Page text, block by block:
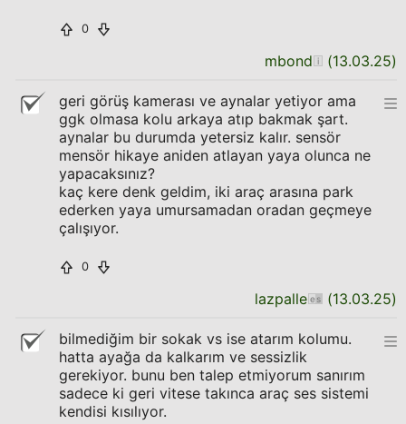
0
mbond (13.03.25)
geri görüş kamerası ve aynalar yetiyor ama
ggk olmasa kolu arkaya atıp bakmak şart.
aynalar bu durumda yetersiz kalır. sensör
mensör hikaye aniden atlayan yaya olunca ne
yapacaksınız?
kaç kere denk geldim, iki araç arasına park
ederken yaya umursamadan oradan geçmeye
çalışıyor.
0
lazpalle (13.03.25)
bilmediğim bir sokak vs ise atarım kolumu.
hatta ayağa da kalkarım ve sessizlik
gerekiyor. bunu ben talep etmiyorum sanırım
sadece ki geri vitese takınca araç ses sistemi
kendisi kısılıyor.